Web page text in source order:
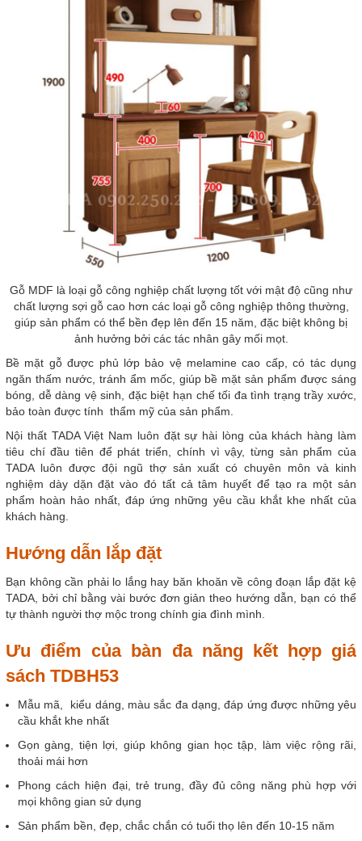
Gỗ MDF là loại gỗ công nghiệp chất lượng tốt với mật độ cũng như
chất lượng sợi gỗ cao hơn các loại gỗ công nghiệp thông thường,
giúp sản phẩm có thể bền đẹp lên đến 15 năm, đặc biệt không bị
ảnh hưởng bởi các tác nhân gây mối mọt.
Bề mặt gỗ được phủ lớp bảo vệ melamine cao cấp, có tác dụng
ngăn thấm nước, tránh ẩm mốc, giúp bề mặt sản phẩm được sáng
bóng, dễ dàng vệ sinh, đặc biệt hạn chế tối đa tình trạng trầy xước,
bảo toàn được tính thẩm mỹ của sản phẩm.
Nội thất TADA Việt Nam luôn đặt sự hài lòng của khách hàng làm
tiêu chí đầu tiên để phát triển, chính vì vậy, từng sản phẩm của
TADA luôn được đội ngũ thợ sản xuất có chuyên môn và kinh
nghiệm dày dặn đặt vào đó tất cả tâm huyết để tạo ra một sản
phẩm hoàn hảo nhất, đáp ứng những yêu cầu khắt khe nhất của
khách hàng.
Hướng dẫn lắp đặt
Bạn không cần phải lo lắng hay băn khoăn về công đoạn lắp đặt kệ
TADA, bởi chỉ bằng vài bước đơn giản theo hướng dẫn, bạn có thể
tự thành người thợ mộc trong chính gia đình mình.
Ưu điểm của bàn đa năng kết hợp giá
sách TDBH53
Mẫu mã, kiểu dáng, màu sắc đa dạng, đáp ứng được những yêu
cầu khắt khe nhất
Gọn gàng, tiện lợi, giúp không gian học tập, làm việc rộng rãi,
thoải mái hơn
Phong cách hiện đại, trẻ trung, đầy đủ công năng phù hợp với
mọi không gian sử dụng
Sản phẩm bền, đẹp, chắc chắn có tuổi thọ lên đến 10-15 năm